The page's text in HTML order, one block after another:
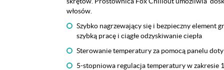
włosów.
Szybko nagrzewający się i bezpieczny element
szybką pracę i ciągłe odzyskiwanie ciepła
Sterowanie temperatury za pomocą panelu
5-stopniowa regulacja temperatury w zakresie